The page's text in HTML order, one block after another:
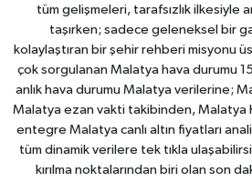
tüm gelişmeleri, tarafsızlık ilkesiyle
taşırken; sadece geleneksel bir
kolaylaştıran bir şehir rehberi misyonu
çok sorgulanan Malatya hava durumu
anlık hava durumu Malatya verilerine;
Malatya ezan vakti takibinden, Malatya
entegre Malatya canlı altın fiyatları
tüm dinamik verilere tek tıkla
kırılma noktalarından biri olan son